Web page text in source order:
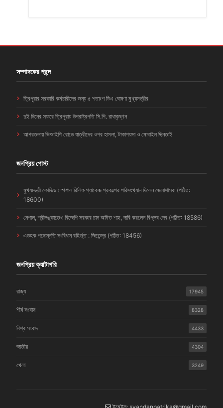
সম্পাদকের পছন্দ
ত্রিপুরার সরকারি কর্মচারীদের জন্য ৫ শতাংশ ডিএ ঘোষণা মুখ্যমন্ত্রীর
দুই দিনের সফরে ত্রিপুরায় উপরাষ্ট্রপতি সি.পি. রাধাকৃষ্ণন
আগরতলায় ভিআইপি রোডে যাত্রীদের ওপর হামলা, টাকাপয়সা ও মোবাইল ছিনতাই
জনপ্রিয় পোস্ট
মুখ্যমন্ত্রী কোভিড স্পেশাল রিলিফ প্যাকেজ প্রকল্পের পরিসংখ্যান দিলেন জেলাশাসক (পঠিত:
18600)
নেপাল, শ্রীলঙ্কাতেও বিজেপি সরকার চান অমিত শাহ, দাবি করলেন বিপ্লব দেব (পঠিত: 18586)
এডহক পদোন্নতি সংবিধান বহির্ভূত : জিতেন্দ্র (পঠিত: 18456)
জনপ্রিয় ক্যাটাগরি
রাজ্য 17945
শীর্ষ সংবাদ 8328
বিশ্ব সংবাদ 4433
জাতীয় 4304
খেলা 3249